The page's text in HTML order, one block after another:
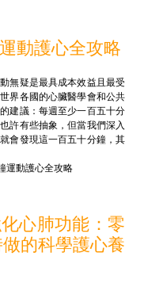
動護心全攻略
無疑是最具成本效益且最受
界各國的心臟醫學會和公共
建議：每週至少一百五十分
許有些抽象，但當我們深入
會發現這一百五十分鐘，其
運動護心全攻略
心肺功能：零
的科學護心養